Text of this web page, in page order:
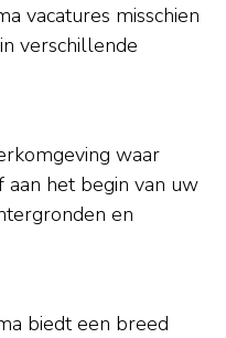
vacatures misschien
verschillende
waar
het begin van uw
en
biedt een breed